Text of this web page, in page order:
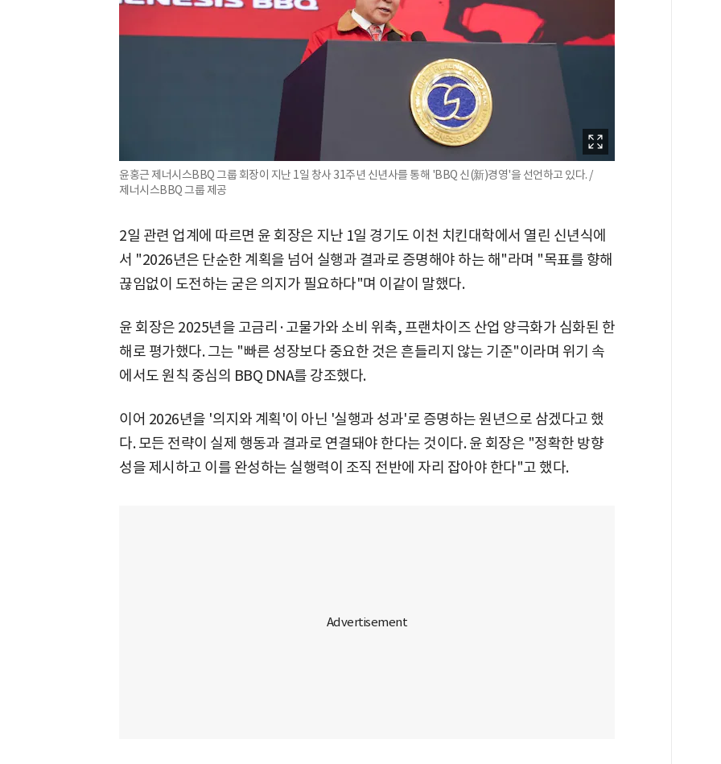
윤홍근 제너시스BBQ 그룹 회장이 지난 1일 창사 31주년 신년사를 통해 'BBQ 신(新)경영'을 선언하고 있다. /
제너시스BBQ 그룹 제공
2일 관련 업계에 따르면 윤 회장은 지난 1일 경기도 이천 치킨대학에서 열린 신년식에
서 "2026년은 단순한 계획을 넘어 실행과 결과로 증명해야 하는 해"라며 "목표를 향해
끊임없이 도전하는 굳은 의지가 필요하다"며 이같이 말했다.
윤 회장은 2025년을 고금리·고물가와 소비 위축, 프랜차이즈 산업 양극화가 심화된 한
해로 평가했다. 그는 "빠른 성장보다 중요한 것은 흔들리지 않는 기준"이라며 위기 속
에서도 원칙 중심의 BBQ DNA를 강조했다.
이어 2026년을 '의지와 계획'이 아닌 '실행과 성과'로 증명하는 원년으로 삼겠다고 했
다. 모든 전략이 실제 행동과 결과로 연결돼야 한다는 것이다. 윤 회장은 "정확한 방향
성을 제시하고 이를 완성하는 실행력이 조직 전반에 자리 잡아야 한다"고 했다.